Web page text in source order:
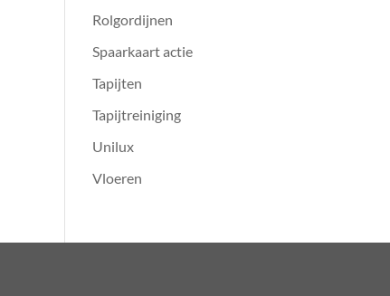
Rolgordijnen
Spaarkaart actie
Tapijten
Tapijtreiniging
Unilux
Vloeren